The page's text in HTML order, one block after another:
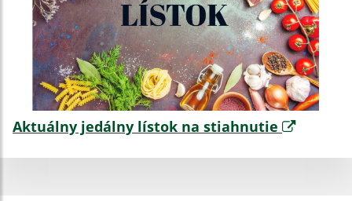
Aktuálny jedálny lístok na stiahnutie